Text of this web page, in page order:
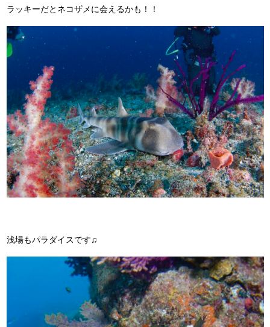
ラッキーだとネコザメに会えるかも！！
浅場もパラダイスです♫